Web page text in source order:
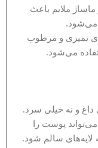
ملایم باعث
تمیزی و مرطوب
می‌شود.
داغ و نه خیلی سرد.
بیش از ۲۰ دقیقه می‌تواند پوست را
لایه‌های سالم شود.